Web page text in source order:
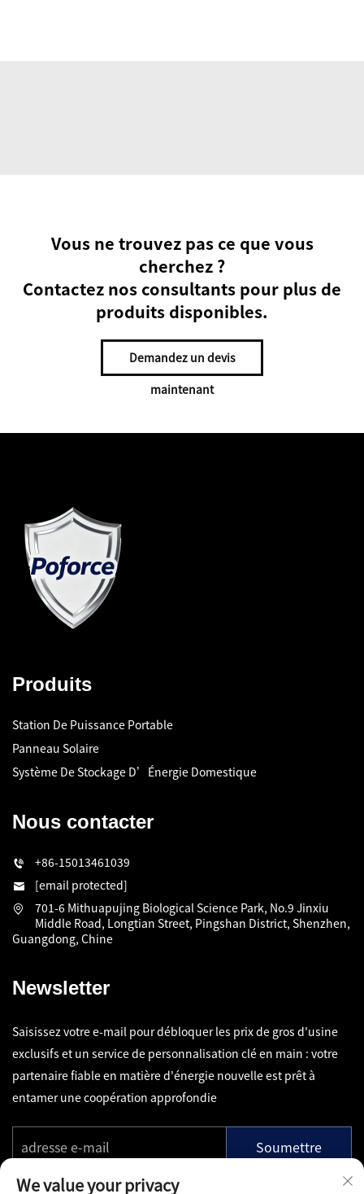
Vous ne trouvez pas ce que vous
cherchez ?
Contactez nos consultants pour plus de
produits disponibles.
Demandez un devis
maintenant
Produits
Station De Puissance Portable
Panneau Solaire
Système De Stockage D’Énergie Domestique
Nous contacter
+86-15013461039
[email protected]
701-6 Mithuapujing Biological Science Park, No.9 Jinxiu
Middle Road, Longtian Street, Pingshan District, Shenzhen,
Guangdong, Chine
Newsletter
Saisissez votre e-mail pour débloquer les prix de gros d'usine
exclusifs et un service de personnalisation clé en main : votre
partenaire fiable en matière d'énergie nouvelle est prêt à
entamer une coopération approfondie
Soumettre
We value your privacy